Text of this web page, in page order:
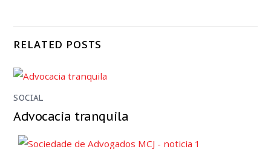
RELATED POSTS
SOCIAL
Advocacia tranquila